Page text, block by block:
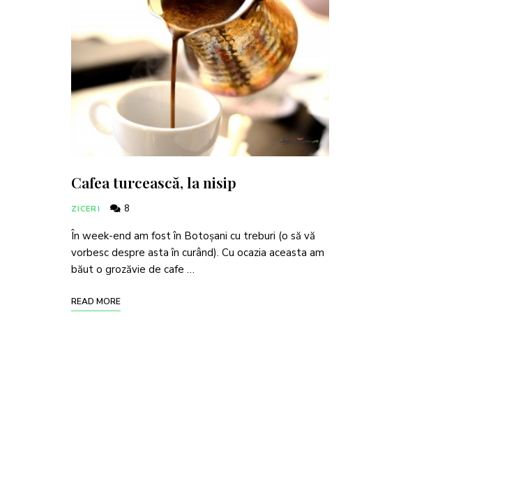
Cafea turcească, la nisip
ZICERI 8
În week-end am fost în Botoșani cu treburi (o să vă
vorbesc despre asta în curând). Cu ocazia aceasta am
băut o grozăvie de cafe …
READ MORE